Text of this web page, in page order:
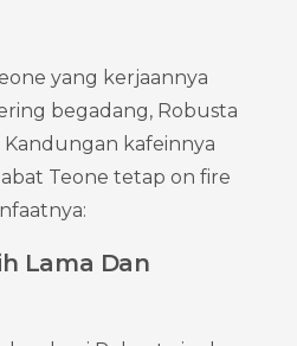
yang kerjaannya
begadang, Robusta
Kandungan kafeinnya
Teone tetap on fire
Lama Dan